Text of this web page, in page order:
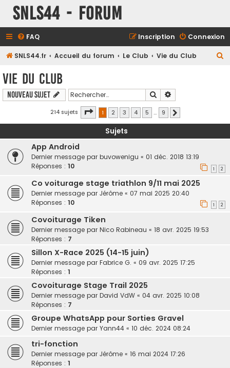
SNLS44 - Forum
FAQ Connexion
Inscription
SNLS44.fr Accueil du forum Le Club Vie du Club
r
r
Vie du Club
Nouveau sujet Rechercher
214 sujets Page 1sur9
1 2 3 4 5 … 9
Sujets
App Android
Dernier message par buvowenigu « 01 déc. 2018 13:19
Réponses : 10 1 2
Co voiturage stage triathlon 9/11 mai 2025
Dernier message par Jérôme « 07 mai 2025 20:40
Réponses : 10 1 2
Covoiturage Tiken
Dernier message par Nico Rabineau « 18 avr. 2025 19:53
Réponses : 7
Sillon X-Race 2025 (14-15 juin)
Dernier message par Fabrice G. « 09 avr. 2025 17:25
Réponses : 1
Covoiturage Stage Trail 2025
Dernier message par David VdW « 04 avr. 2025 10:08
Réponses : 7
Groupe WhatsApp pour Sorties Gravel
Dernier message par Yann44 « 10 déc. 2024 08:24
tri-fonction
Dernier message par Jérôme « 16 mai 2024 17:26
Réponses : 1